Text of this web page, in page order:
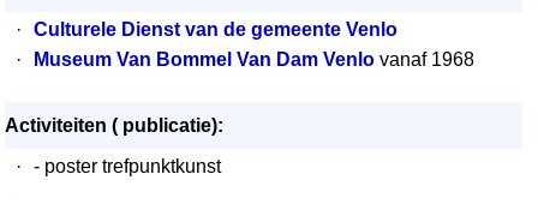
·
Culturele Dienst van de gemeente Venlo
·
Museum Van Bommel Van Dam Venlo vanaf 1968
Activiteiten ( publicatie):
·
- poster trefpunktkunst